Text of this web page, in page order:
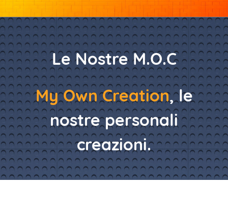
Le Nostre M.O.C
My Own Creation, le
nostre personali
creazioni.